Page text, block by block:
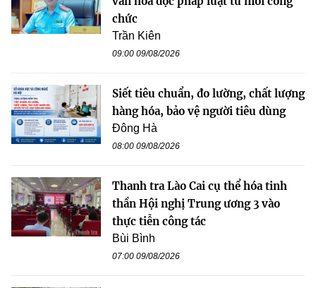
chức
Trần Kiên
09:00 09/08/2026
Siết tiêu chuẩn, đo lường, chất lượng
hàng hóa, bảo vệ người tiêu dùng
Đông Hà
08:00 09/08/2026
Thanh tra Lào Cai cụ thể hóa tinh
thần Hội nghị Trung ương 3 vào
thực tiễn công tác
Bùi Bình
07:00 09/08/2026